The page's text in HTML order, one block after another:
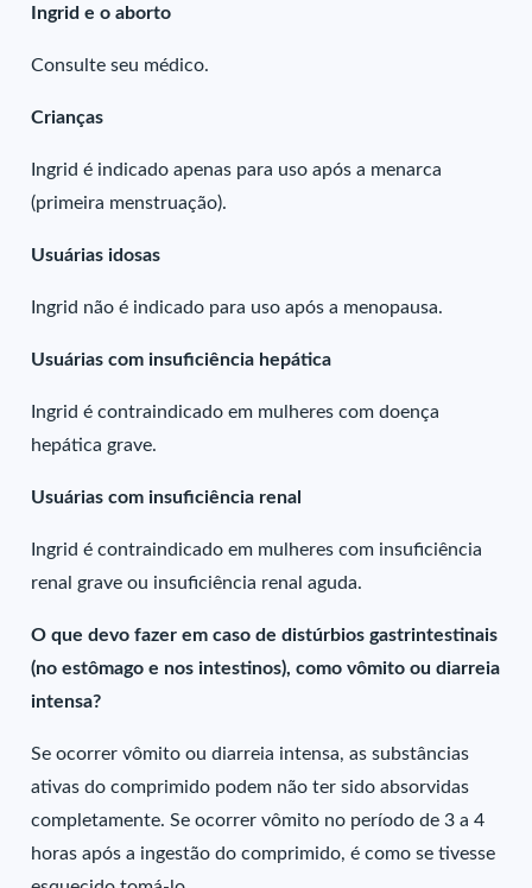
Ingrid e o aborto
Consulte seu médico.
Crianças
Ingrid é indicado apenas para uso após a menarca
(primeira menstruação).
Usuárias idosas
Ingrid não é indicado para uso após a menopausa.
Usuárias com insuficiência hepática
Ingrid é contraindicado em mulheres com doença
hepática grave.
Usuárias com insuficiência renal
Ingrid é contraindicado em mulheres com insuficiência
renal grave ou insuficiência renal aguda.
O que devo fazer em caso de distúrbios gastrintestinais
(no estômago e nos intestinos), como vômito ou diarreia
intensa?
Se ocorrer vômito ou diarreia intensa, as substâncias
ativas do comprimido podem não ter sido absorvidas
completamente. Se ocorrer vômito no período de 3 a 4
horas após a ingestão do comprimido, é como se tivesse